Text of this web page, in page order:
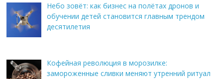
Небо зовёт: как бизнес на полётах дронов и
обучении детей становится главным трендом
десятилетия
Кофейная революция в морозилке:
замороженные сливки меняют утренний ритуал